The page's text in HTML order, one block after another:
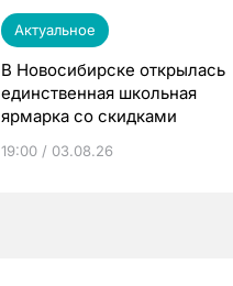
Актуальное
В Новосибирске открылась
единственная школьная
ярмарка со скидками
19:00 / 03.08.26